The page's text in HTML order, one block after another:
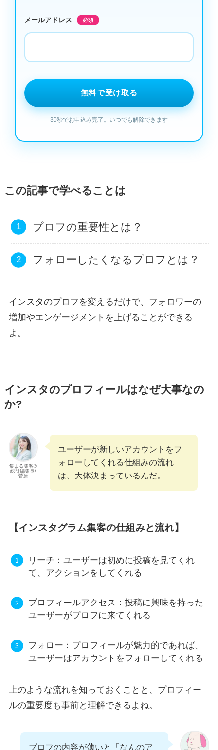
メールアドレス 必須
この記事で学べることは
プロフの重要性とは？
フォローしたくなるプロフとは？
インスタのプロフを変えるだけで、フォロワーの
増加やエンゲージメントを上げることができる
よ。
インスタのプロフィールはなぜ大事なの
か?
集まる集客®︎
総研編集長/
菅原
ユーザーが新しいアカウントをフ
ォローしてくれる仕組みの流れ
は、大体決まっているんだ。
【インスタグラム集客の仕組みと流れ】
リーチ：ユーザーは初めに投稿を見てくれ
て、アクションをしてくれる
プロフィールアクセス：投稿に興味を持った
ユーザーがプロフに来てくれる
フォロー：プロフィールが魅力的であれば、
ユーザーはアカウントをフォローしてくれる
上のような流れを知っておくことと、プロフィー
ルの重要度も事前と理解できるよね。
プロフの内容が薄いと「なんのア